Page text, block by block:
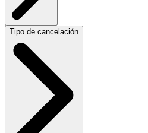
Tipo de cancelación